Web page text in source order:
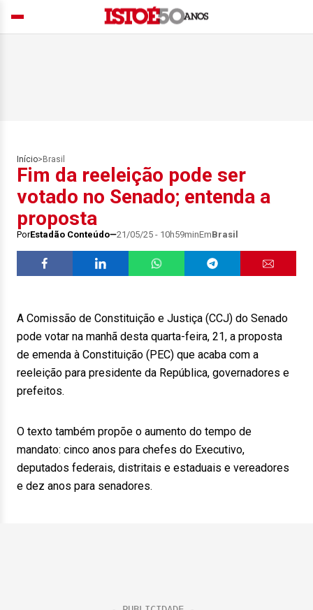
Início> Brasil
Fim da reeleição pode ser
votado no Senado; entenda a
proposta
PorEstadão Conteúdo 21/05/25 - 10h59minEmBrasil
A Comissão de Constituição e Justiça (CCJ) do Senado
pode votar na manhã desta quarta-feira, 21, a proposta
de emenda à Constituição (PEC) que acaba com a
reeleição para presidente da República, governadores e
prefeitos.
O texto também propõe o aumento do tempo de
mandato: cinco anos para chefes do Executivo,
deputados federais, distritais e estaduais e vereadores
e dez anos para senadores.